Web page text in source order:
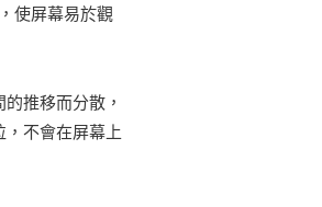
使屏幕易於觀
推移而分散，
不會在屏幕上